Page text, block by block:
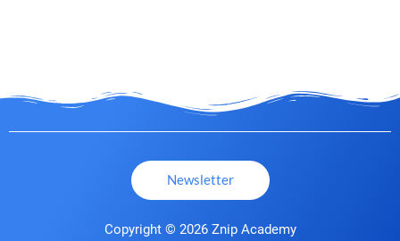
Newsletter
Copyright © 2026 Znip Academy